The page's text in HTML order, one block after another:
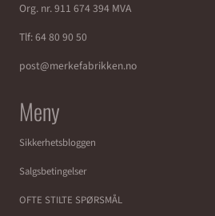
Org. nr. 911 674 394 MVA
Tlf:64 80 90 50
post@merkefabrikken.no
Meny
Sikkerhetsbloggen
Salgsbetingelser
OFTE STILTE SPØRSMÅL